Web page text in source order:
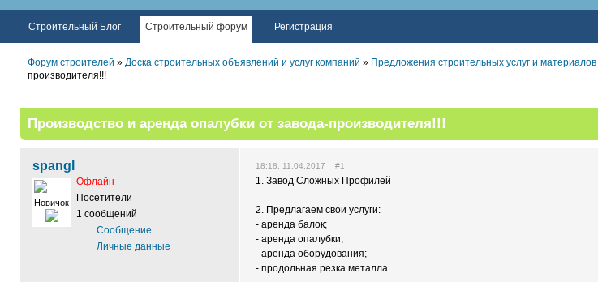
Строительный Блог Строительный форум Регистрация
Форум строителей » Доска строительных объявлений и услуг компаний » Предложения строительных услуг и материалов
производителя!!!
Производство и аренда опалубки от завода-производителя!!!
spangl
Новичок
Офлайн
Посетители
1 сообщений
Сообщение
Личные данные
18:18, 11.04.2017 #1
1. Завод Сложных Профилей
2. Предлагаем свои услуги:
- аренда балок;
- аренда опалубки;
- аренда оборудования;
- продольная резка металла.